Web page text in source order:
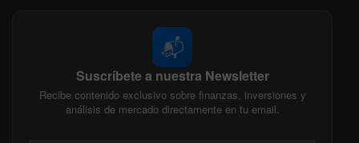
📬
Suscríbete a nuestra Newsletter
Recibe contenido exclusivo sobre finanzas, inversiones y
análisis de mercado directamente en tu email.